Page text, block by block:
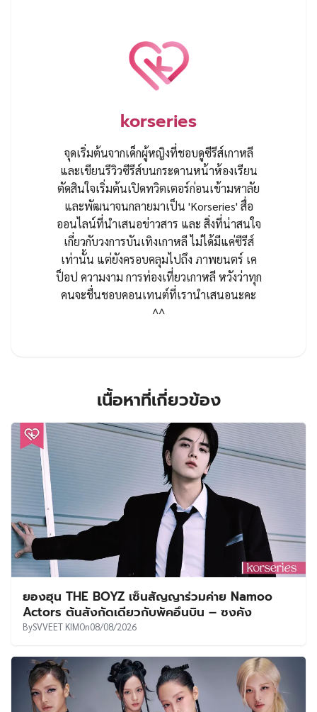
korseries
จุดเริ่มต้นจากเด็กผู้หญิงที่ชอบดูซีรีส์เกาหลี
และเขียนรีวิวซีรีส์บนกระดานหน้าห้องเรียน
ตัดสินใจเริ่มต้นเปิดทวิตเตอร์ก่อนเข้ามหาลัย
และพัฒนาจนกลายมาเป็น 'Korseries' สื่อ
ออนไลน์ที่นำเสนอข่าวสาร และ สิ่งที่น่าสนใจ
เกี่ยวกับวงการบันเทิงเกาหลี ไม่ได้มีแค่ซีรีส์
เท่านั้น แต่ยังครอบคลุมไปถึง ภาพยนตร์ เค
ป็อป ความงาม การท่องเที่ยวเกาหลี หวังว่าทุก
คนจะชื่นชอบคอนเทนต์ที่เรานำเสนอนะคะ
^^
เนื้อหาที่เกี่ยวข้อง
ยองฮุน THE BOYZ เซ็นสัญญาร่วมค่าย Namoo
Actors ต้นสังกัดเดียวกับพัคอึนบิน – ซงคัง
BySVVEET KIMOn08/08/2026